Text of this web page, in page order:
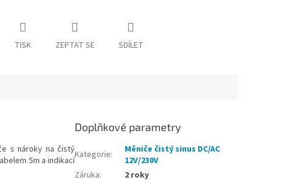
TISK ZEPTAT SE SDÍLET
s nároky na čistý
5m a indikací
Doplňkové parametry
Kategorie:
Měniče čistý sinus DC/AC
12V/230V
Záruka:
2 roky